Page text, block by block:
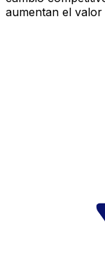
aumentan el